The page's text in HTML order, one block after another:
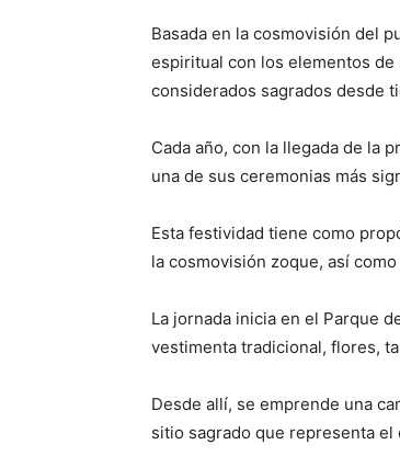
Basada en la cosmovisión del
espiritual con los elementos de
considerados sagrados desde
Cada año, con la llegada de la
una de sus ceremonias más
Esta festividad tiene como
la cosmovisión zoque, así
La jornada inicia en el Parque
vestimenta tradicional, flores,
Desde allí, se emprende una
sitio sagrado que representa